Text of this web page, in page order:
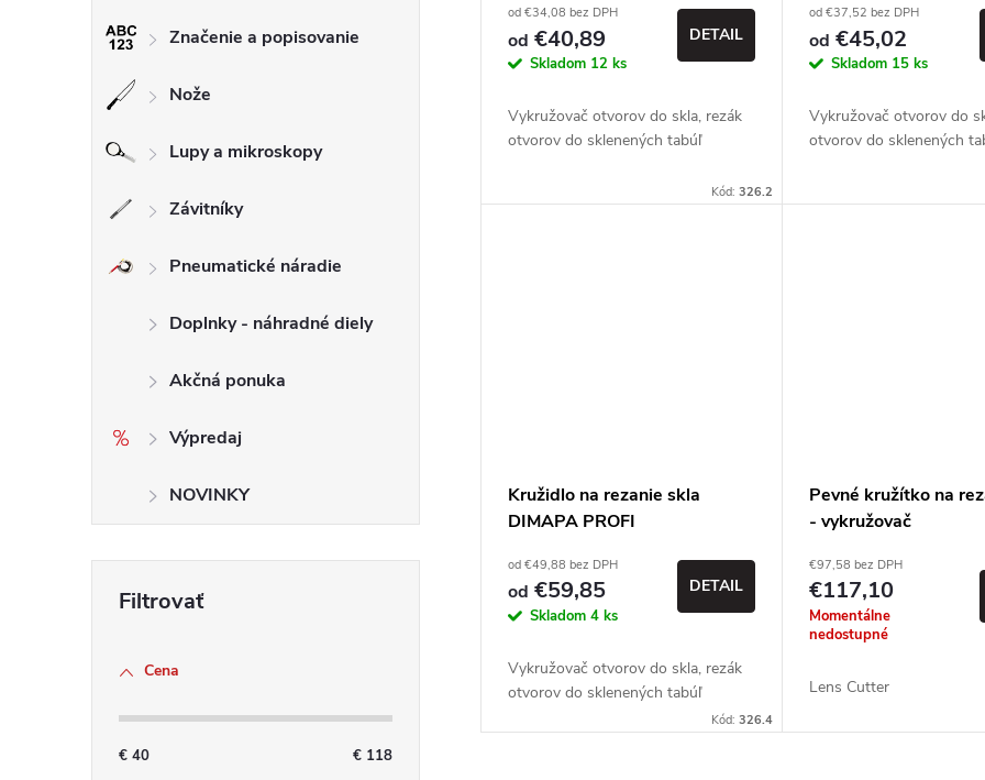
Značenie a popisovanie
Nože
Lupy a mikroskopy
Závitníky
Pneumatické náradie
Doplnky - náhradné diely
Akčná ponuka
Výpredaj
NOVINKY
Cena
€ 40 € 118
k
od €34,08 bez DPH
od €40,89
Skladom 12 ks
DETAIL
Vykružovač otvorov do skla, rezák
otvorov do sklenených tabúľ
Kód:326.2
od €37,52 bez DPH
od €45,02
Skladom 15 ks
Vykružovač otvorov do
otvorov do sklenených
Kružidlo na rezanie skla
DIMAPA PROFI
od €49,88 bez DPH
od €59,85
Skladom 4 ks
DETAIL
Vykružovač otvorov do skla, rezák
otvorov do sklenených tabúľ
Kód:326.4
Pevné kružítko na
- vykružovač
€97,58 bez DPH
€117,10
Momentálne
nedostupné
Lens Cutter